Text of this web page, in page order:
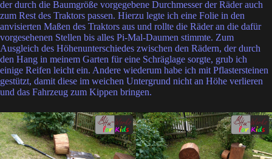
der durch die Baumgröße vorgegebene Durchmesser der Räder auch
zum Rest des Traktors passen. Hierzu legte ich eine Folie in den
anvisierten Maßen des Traktors aus und rollte die Räder an die dafür
vorgesehenen Stellen bis alles Pi-Mal-Daumen stimmte. Zum
Ausgleich des Höhenunterschiedes zwischen den Rädern, der durch
den Hang in meinem Garten für eine Schräglage sorgte, grub ich
einige Reifen leicht ein. Andere wiederum habe ich mit Pflastersteinen
gestützt, damit diese im weichen Untergrund nicht an Höhe verlieren
und das Fahrzeug zum Kippen bringen.